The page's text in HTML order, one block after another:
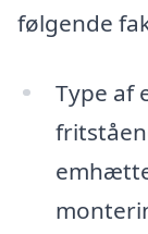
følgende
Type af